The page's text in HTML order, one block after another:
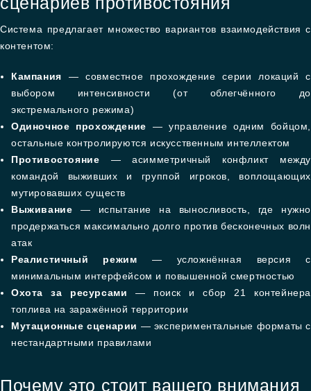
Система предлагает множество вариантов взаимодействия с
контентом:
Кампания — совместное прохождение серии локаций с
выбором интенсивности (от облегчённого до
экстремального режима)
Одиночное прохождение — управление одним бойцом,
остальные контролируются искусственным интеллектом
Противостояние — асимметричный конфликт между
командой выживших и группой игроков, воплощающих
мутировавших существ
Выживание — испытание на выносливость, где нужно
продержаться максимально долго против бесконечных волн
атак
Реалистичный режим — усложнённая версия с
минимальным интерфейсом и повышенной смертностью
Охота за ресурсами — поиск и сбор 21 контейнера
топлива на заражённой территории
Мутационные сценарии — экспериментальные форматы с
нестандартными правилами
Почему это стоит вашего внимания